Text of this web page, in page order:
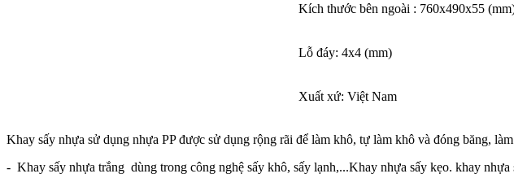
Kích thước bên ngoài : 760x490x55
Lỗ đáy: 4x4 (mm)
Xuất xứ: Việt Nam
Khay sấy nhựa sử dụng nhựa PP được sử dụng rộng rãi để làm khô, tự làm khô và đóng băng,
- Khay sấy nhựa trắng dùng trong công nghệ sấy khô, sấy lạnh,...Khay nhựa sấy kẹo. khay nhựa